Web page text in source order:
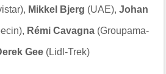
Mikkel Bjerg (UAE), Johan
Rémi Cavagna (Groupama-
Gee (Lidl-Trek)